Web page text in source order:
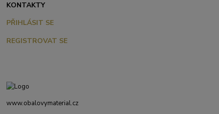
KONTAKTY
PŘIHLÁSIT SE
REGISTROVAT SE
www.obalovymaterial.cz